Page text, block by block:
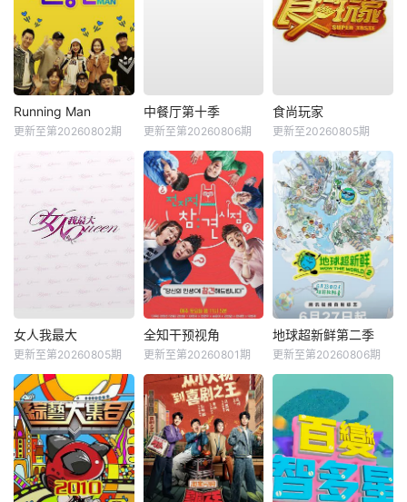
Running Man
更新至第20260802期
中餐厅第十季
更新至第20260806期
食尚玩家
更新至20260805期
女人我最大
更新至第20260805期
全知干预视角
更新至第20260801期
地球超新鲜第二季
更新至第20260806期